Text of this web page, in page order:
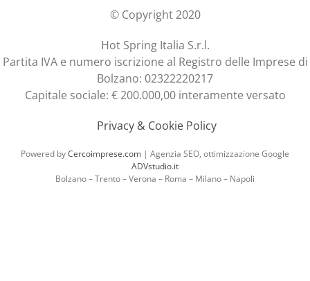
© Copyright 2020
Hot Spring Italia S.r.l.
Partita IVA e numero iscrizione al Registro delle Imprese di
Bolzano: 02322220217
Capitale sociale: € 200.000,00 interamente versato
Privacy & Cookie Policy
Powered byCercoimprese.com | Agenzia SEO, ottimizzazione Google
ADVstudio.it
Bolzano – Trento – Verona – Roma – Milano – Napoli